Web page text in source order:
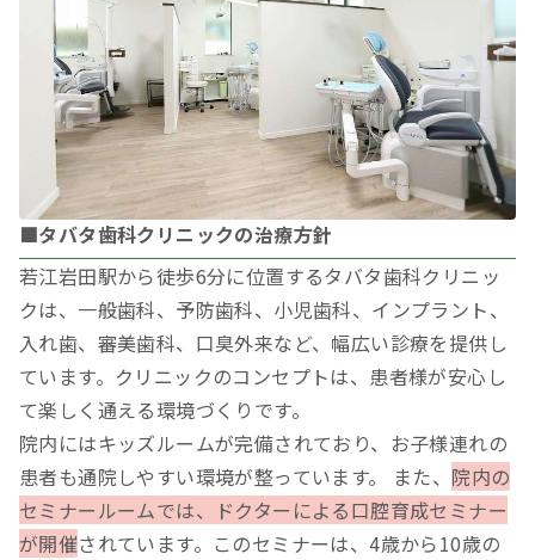
■タバタ歯科クリニックの治療方針
若江岩田駅から徒歩6分に位置するタバタ歯科クリニッ
クは、一般歯科、予防歯科、小児歯科、インプラント、
入れ歯、審美歯科、口臭外来など、幅広い診療を提供し
ています。クリニックのコンセプトは、患者様が安心し
て楽しく通える環境づくりです。
院内にはキッズルームが完備されており、お子様連れの
患者も通院しやすい環境が整っています。 また、 院内の
セミナールームでは、ドクターによる口腔育成セミナー
が開催されています。このセミナーは、4歳から10歳の